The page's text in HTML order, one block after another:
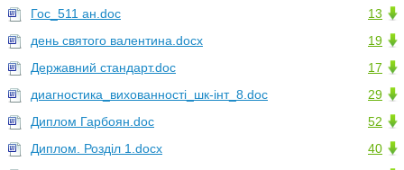
13
Гос_511 ан.doc
19
день святого валентина.docx
17
Державний стандарт.doc
29
диагностика_вихованності_шк-інт_8.doc
52
Диплом Гарбоян.doc
40
Диплом. Розділ 1.docx